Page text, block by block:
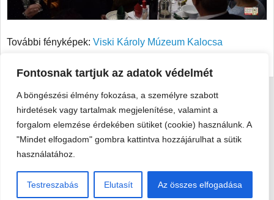
Fontosnak tartjuk az adatok védelmét
A böngészési élmény fokozása, a személyre szabott
hirdetések vagy tartalmak megjelenítése, valamint a
forgalom elemzése érdekében sütiket (cookie) használunk. A
"Mindet elfogadom" gombra kattintva hozzájárulhat a sütik
használatához.
Testreszabás Elutasít Az összes elfogadása
További fényképek: Viski Károly Múzeum Kalocsa
Viski Károly Múzeum Kalocsa
6300 Kalocsa, Szent István király út 25. · Telefon:+36 78 462
351
© 2026 Viski Károly Múzeum Kalocsa